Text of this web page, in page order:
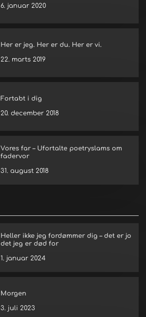
6. januar 2020
Her er jeg. Her er du. Her er vi.
22. marts 2019
Fortabt i dig
20. december 2018
Vores far – Ufortalte poetryslams om
fadervor
31. august 2018
Heller ikke jeg fordømmer dig – det er jo
det jeg er død for
1. januar 2024
Morgen
3. juli 2023